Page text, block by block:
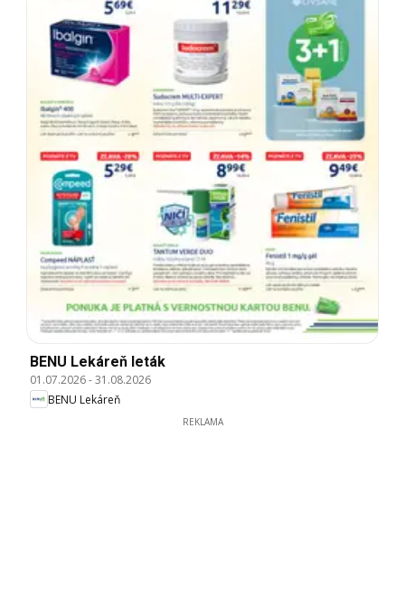
BENU Lekáreň leták
01.07.2026-31.08.2026
BENU Lekáreň
REKLAMA